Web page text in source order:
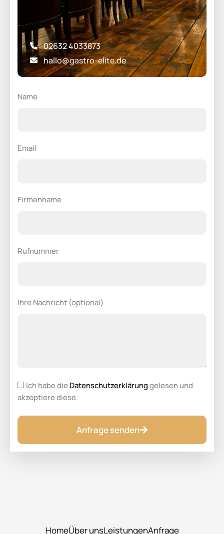
02632 4033873
hallo@gastro-elite.de
Name
Email
Firmenname
Rufnummer
Ihre Nachricht (optional)
Ich habe dieDatenschutzerklärunggelesen und
akzeptiere diese.
Anfrage senden
Alternative:
HomeÜber unsLeistungenAnfrage